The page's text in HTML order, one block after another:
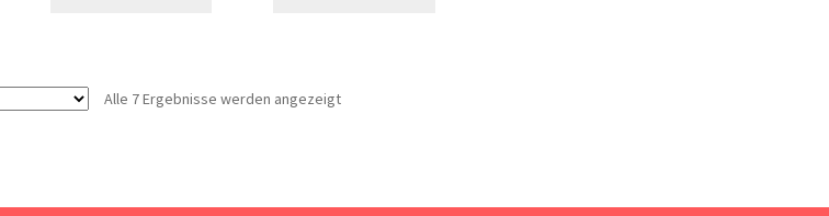
Alle 7 Ergebnisse werden angezeigt